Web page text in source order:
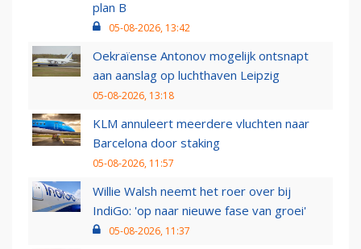
plan B
05-08-2026, 13:42
Oekraïense Antonov mogelijk ontsnapt
aan aanslag op luchthaven Leipzig
05-08-2026, 13:18
KLM annuleert meerdere vluchten naar
Barcelona door staking
05-08-2026, 11:57
Willie Walsh neemt het roer over bij
IndiGo: 'op naar nieuwe fase van groei'
05-08-2026, 11:37